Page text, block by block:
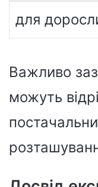
для
Важливо
можуть